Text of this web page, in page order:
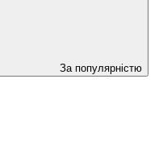
За популярністю